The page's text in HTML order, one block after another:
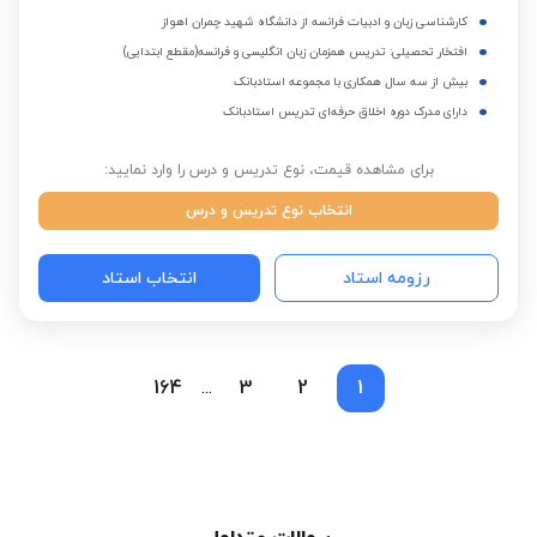
کارشناسی زبان و ادبیات فرانسه از دانشگاه شهید چمران اهواز
افتخار تحصیلی: تدریس همزمان زبان انگلیسی و فرانسه(مقطع ابتدایی)
بیش از سه سال همکاری با مجموعه استادبانک
دارای مدرک دوره اخلاق حرفه‌ای تدریس استادبانک
برای مشاهده قیمت، نوع تدریس و درس را وارد نمایید:
انتخاب نوع تدریس و درس
رزومه استاد انتخاب استاد
1
2
3
...
164